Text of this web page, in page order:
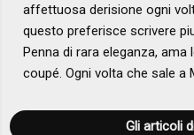
affettuosa derisione ogni
questo preferisce scrivere
Penna di rara eleganza, ama
coupé. Ogni volta che sale a
Gli articoli